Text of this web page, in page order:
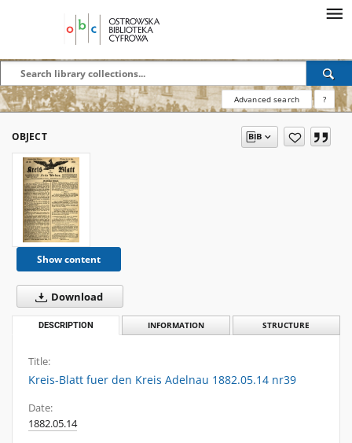
Advanced search ?
OBJECT
Show content
Download
DESCRIPTION INFORMATION STRUCTURE
Title:
Kreis-Blatt fuer den Kreis Adelnau 1882.05.14 nr39
Date:
1882.05.14